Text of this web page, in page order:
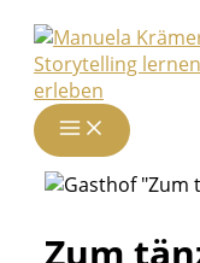
Zum
Inhalt
springen
Zum